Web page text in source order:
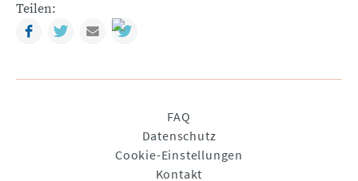
Teilen:
FacebookTwitterMail
FAQ
Datenschutz
Cookie-Einstellungen
Kontakt